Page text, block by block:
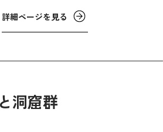
8000万年前に、ほかのすべての陸地か
ら分離し、孤島となりました。そのた
がらも独自の進化を遂げていきまし
詳細ページを見る
洞窟群